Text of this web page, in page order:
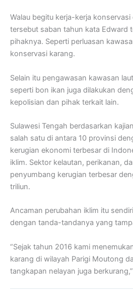
Walau begitu kerja-kerja
tersebut saban tahun kata Edward
pihaknya. Seperti perluasan
konservasi karang.
Selain itu pengawasan kawasan
seperti bon ikan juga dilakukan
kepolisian dan pihak terkait lain.
Sulawesi Tengah berdasarkan
salah satu di antara 10 provinsi
kerugian ekonomi terbesar di
iklim. Sektor kelautan, perikanan,
penyumbang kerugian terbesar
triliun.
Ancaman perubahan iklim itu
dengan tanda-tandanya yang
“Sejak tahun 2016 kami
karang di wilayah Parigi Moutong
tangkapan nelayan juga